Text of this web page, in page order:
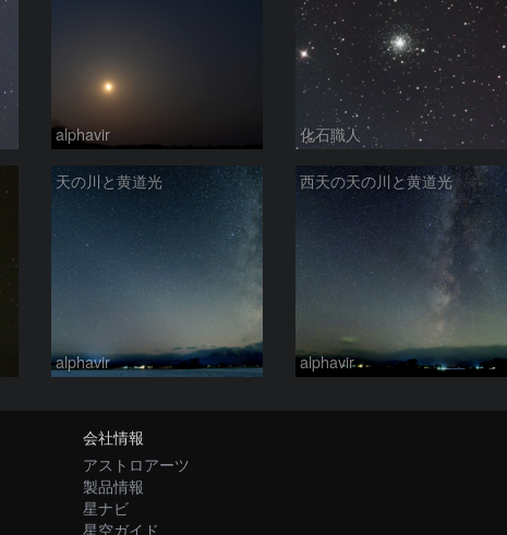
alphavir 化石職人
天の川と黄道光
alphavir
西天の天の川と黄道光
alphavir
会社情報
アストロアーツ
製品情報
星ナビ
星空ガイド